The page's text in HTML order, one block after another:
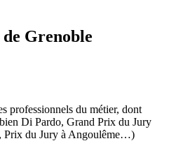
Grenoble
professionnels du métier, dont
Di Pardo, Grand Prix du Jury
du Jury à Angoulême…)